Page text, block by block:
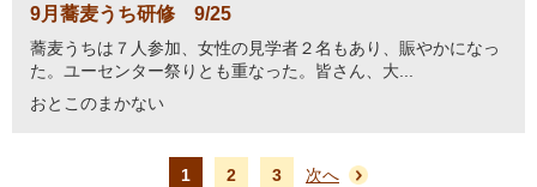
9月蕎麦うち研修 9/25
蕎麦うちは７人参加、女性の見学者２名もあり、賑やかになっ
た。ユーセンター祭りとも重なった。皆さん、大...
おとこのまかない
1 2 3 次へ